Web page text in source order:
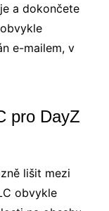
a dokončete
e-mailem, v
pro DayZ
lišit mezi
obvykle